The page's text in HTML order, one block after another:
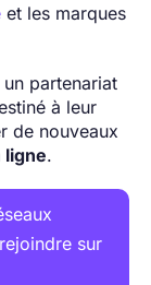
et les marques
partenariat
à leur
de nouveaux
ligne.
sur